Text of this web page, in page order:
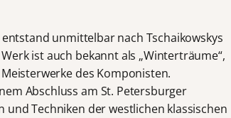
unmittelbar nach Tschaikowskys
ist auch bekannt als „Winterträume“,
des Komponisten.
Abschluss am St. Petersburger
Techniken der westlichen klassischen